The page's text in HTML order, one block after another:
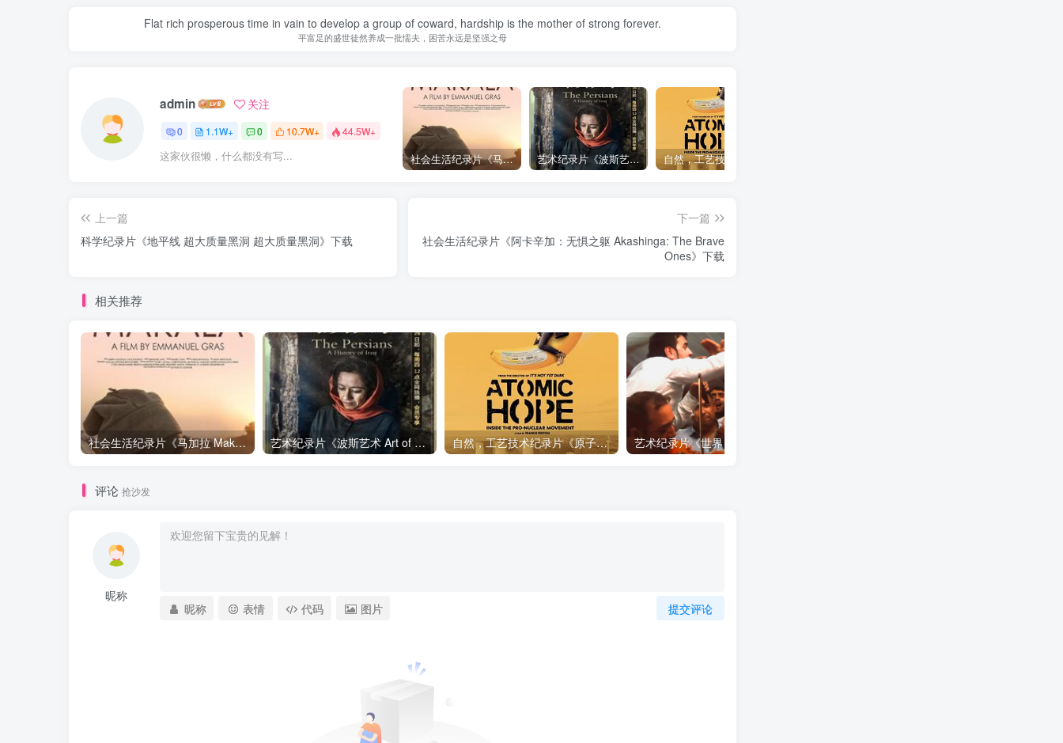
Flat rich prosperous time in vain to develop a group of coward, hardship is the mother of strong forever.
平富足的盛世徒然养成一批懦夫，困苦永远是坚强之母
admin 关注
0 1.1W+ 0 10.7W+ 44.5W+
这家伙很懒，什么都没有写... 社会生活纪录片《马加拉 Makala》下载 艺术纪录片《波斯艺术 Art of Persia》下载
上一篇
科学纪录片《地平线 超大质量黑洞 超大质量黑洞》下载
下一篇
社会生活纪录片《阿卡辛加：无惧之躯 Akashinga: The Brave
Ones》下载
相关推荐
社会生活纪录片《马加拉 Makala》下载 艺术纪录片《波斯艺术 Art of Persia》下载 自然，工艺技术纪录片《原子能的希望 Atomic Hope – Inside the Pro-Nuclear Movement》下载
评论 抢沙发
昵称
提交评论
昵称 表情 代码 图片